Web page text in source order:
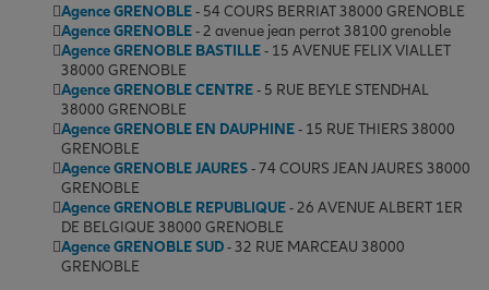
Agence GRENOBLE- 54 COURS BERRIAT 38000 GRENOBLE
Agence GRENOBLE- 2 avenue jean perrot 38100 grenoble
Agence GRENOBLE BASTILLE- 15 AVENUE FELIX VIALLET
38000 GRENOBLE
Agence GRENOBLE CENTRE- 5 RUE BEYLE STENDHAL
38000 GRENOBLE
Agence GRENOBLE EN DAUPHINE- 15 RUE THIERS 38000
GRENOBLE
Agence GRENOBLE JAURES- 74 COURS JEAN JAURES 38000
GRENOBLE
Agence GRENOBLE REPUBLIQUE- 26 AVENUE ALBERT 1ER
DE BELGIQUE 38000 GRENOBLE
Agence GRENOBLE SUD- 32 RUE MARCEAU 38000
GRENOBLE